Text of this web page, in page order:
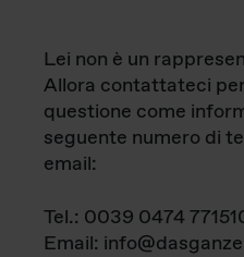
Lei non è un
Allora contattateci
questione come
seguente numero di
email:
Tel.: 0039 0474
Email: